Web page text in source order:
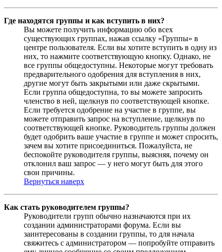
Где находятся группы и как вступить в них?
Вы можете получить информацию обо всех
существующих группах, нажав ссылку «Группы» в
центре пользователя. Если вы хотите вступить в одну из
них, то нажмите соответствующую кнопку. Однако, не
все группы общедоступны. Некоторые могут требовать
предварительного одобрения для вступления в них,
другие могут быть закрытыми или даже скрытыми.
Если группа общедоступна, то вы можете запросить
членство в ней, щелкнув по соответствующей кнопке.
Если требуется одобрение на участие в группе, вы
можете отправить запрос на вступление, щелкнув по
соответствующей кнопке. Руководитель группы должен
будет одобрить ваше участие в группе и может спросить,
зачем вы хотите присоединиться. Пожалуйста, не
беспокойте руководителя группы, выясняя, почему он
отклонил ваш запрос — у него могут быть для этого
свои причины.
Вернуться наверх
Как стать руководителем группы?
Руководители групп обычно назначаются при их
создании администраторами форума. Если вы
заинтересованы в создании группы, то для начала
свяжитесь с администратором — попробуйте отправить